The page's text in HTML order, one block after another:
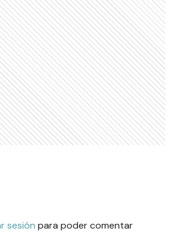
sesión para poder comentar